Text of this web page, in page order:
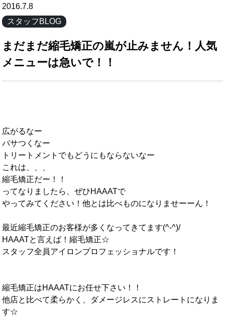
2016.7.8
スタッフBLOG
まだまだ縮毛矯正の嵐が止みません！人気
メニューは急いで！！
広がるなー
パサつくなー
トリートメントでもどうにもならないなー
これは、、、
縮毛矯正だー！！
ってなりましたら、ぜひHAAATで
やってみてください！他とは比べものになりませーーん！
最近縮毛矯正のお客様が多くなってきてます(^-^)/
HAAATと言えば！縮毛矯正☆
スタッフ全員アイロンプロフェッショナルです！
縮毛矯正はHAAATにお任せ下さい！！
他店と比べて柔らかく、ダメージレスにストレートになりま
す☆